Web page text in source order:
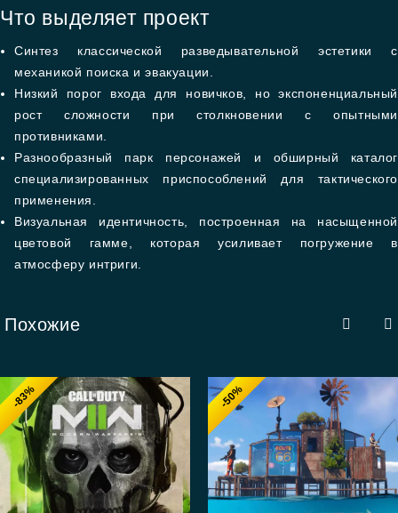
Что выделяет проект
Синтез классической разведывательной эстетики с
механикой поиска и эвакуации.
Низкий порог входа для новичков, но экспоненциальный
рост сложности при столкновении с опытными
противниками.
Разнообразный парк персонажей и обширный каталог
специализированных приспособлений для тактического
применения.
Визуальная идентичность, построенная на насыщенной
цветовой гамме, которая усиливает погружение в
атмосферу интриги.
Похожие
-83% -50%